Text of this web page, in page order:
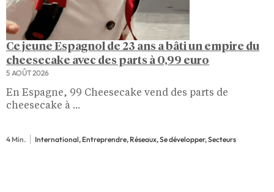
Ce jeune Espagnol de 23 ans a bâti un empire du
cheesecake avec des parts à 0,99 euro
5 AOÛT 2026
En Espagne, 99 Cheesecake vend des parts de
cheesecake à ...
4 Min. International, Entreprendre, Réseaux, Se développer, Secteurs